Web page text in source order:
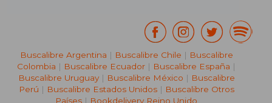
Buscalibre Argentina | Buscalibre Chile | Buscalibre
Colombia | Buscalibre Ecuador | Buscalibre España |
Buscalibre Uruguay| Buscalibre México | Buscalibre
Perú | Buscalibre Estados Unidos| Buscalibre Otros
Países | Bookdelivery Reino Unido